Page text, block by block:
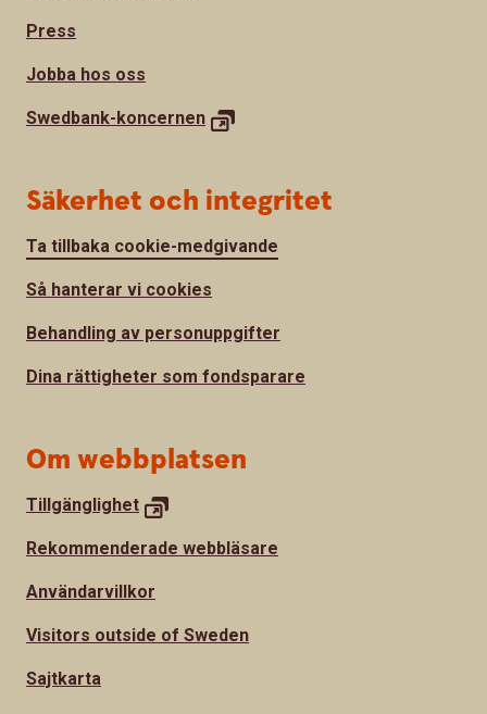
Press
Jobba hos oss
Swedbank- koncernen
Säkerhet och integritet
Ta tillbaka cookie-medgivande
Så hanterar vi cookies
Behandling av personuppgifter
Dina rättigheter som fondsparare
Om webbplatsen
Tillgänglighet
Rekommenderade webbläsare
Användarvillkor
Visitors outside of Sweden
Sajtkarta